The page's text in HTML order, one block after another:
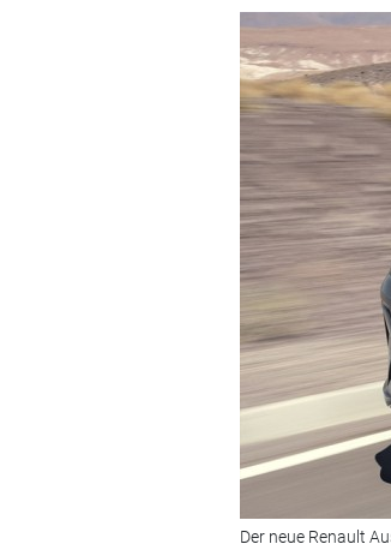
Der neue Renault